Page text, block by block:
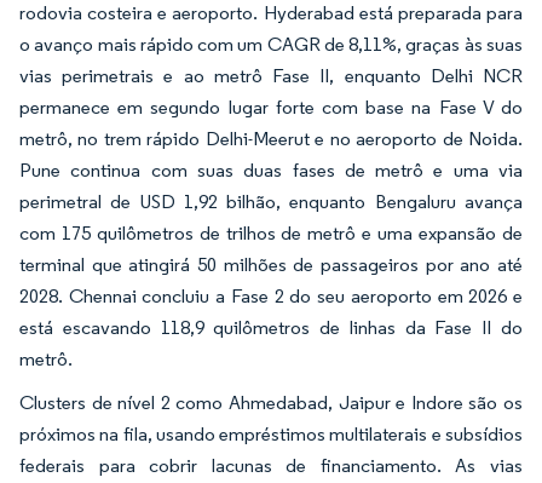
rodovia costeira e aeroporto. Hyderabad está preparada para
o avanço mais rápido com um CAGR de 8,11%, graças às suas
vias perimetrais e ao metrô Fase II, enquanto Delhi NCR
permanece em segundo lugar forte com base na Fase V do
metrô, no trem rápido Delhi-Meerut e no aeroporto de Noida.
Pune continua com suas duas fases de metrô e uma via
perimetral de USD 1,92 bilhão, enquanto Bengaluru avança
com 175 quilômetros de trilhos de metrô e uma expansão de
terminal que atingirá 50 milhões de passageiros por ano até
2028. Chennai concluiu a Fase 2 do seu aeroporto em 2026 e
está escavando 118,9 quilômetros de linhas da Fase II do
metrô.
Clusters de nível 2 como Ahmedabad, Jaipur e Indore são os
próximos na fila, usando empréstimos multilaterais e subsídios
federais para cobrir lacunas de financiamento. As vias